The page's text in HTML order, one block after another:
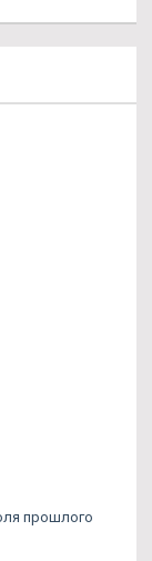
прошлого